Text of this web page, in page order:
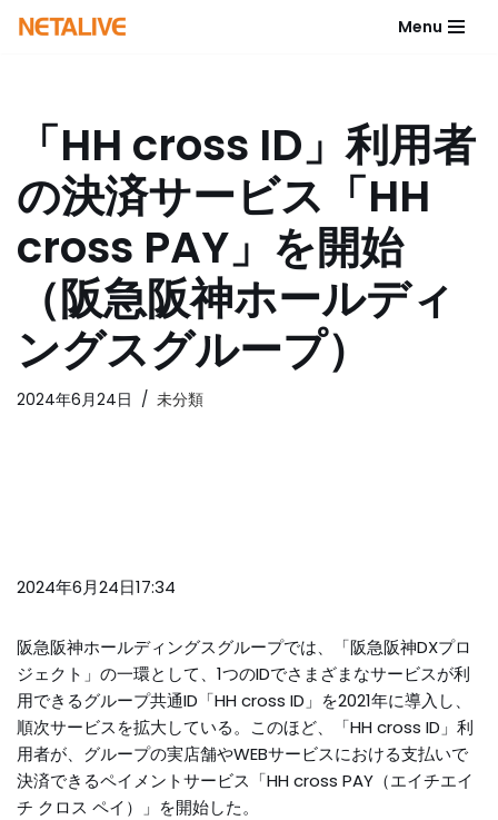
へ
ス
キ
Menu
「HH cross ID」利用者
の決済サービス「HH
cross PAY」を開始
（阪急阪神ホールディ
ングスグループ）
2024年6月24日 未分類
2024年6月24日17:34
阪急阪神ホールディングスグループでは、「阪急阪神DXプロ
ジェクト」の一環として、1つのIDでさまざまなサービスが利
用できるグループ共通ID「HH cross ID」を2021年に導入し、
順次サービスを拡大している。このほど、「HH cross ID」利
用者が、グループの実店舗やWEBサービスにおける支払いで
決済できるペイメントサービス「HH cross PAY（エイチエイ
チ クロス ペイ）」を開始した。